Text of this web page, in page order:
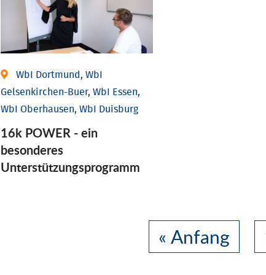
WbI Dortmund, WbI
Gelsenkirchen-Buer, WbI Essen,
WbI Oberhausen, WbI Duisburg
16k POWER - ein
besonderes
Unterstützungsprogramm
« Anfang